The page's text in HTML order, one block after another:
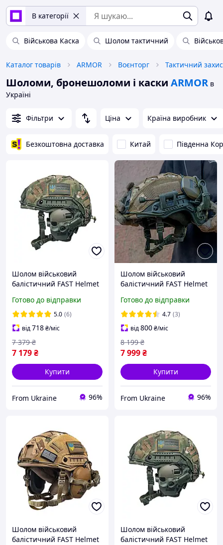
В категорії
Військова Каска Шолом тактичний
Каталог товарів ARMOR Воєнторг Тактичний
Шоломи, бронешоломи і каски ARMOR в
Україні
Фільтри Ціна Країна виробник
Безкоштовна доставка Китай Південна
Шолом військовий
балістичний FAST Helmet
тактичні навушники
Walkers олива
Готово до відправки
5.0 (6)
від718₴/міс
7 179₴
7 379 ₴
Купити
From Ukraine 96%
Шолом військовий
балістичний FAST Helmet
тактичні навушники
Walkers та ліхтар олива
Готово до відправки
4.7 (3)
від800₴/міс
7 999₴
8 199 ₴
Купити
From Ukraine 96%
Шолом військовий
балістичний FAST Helmet
Шолом військовий
балістичний FAST Helmet